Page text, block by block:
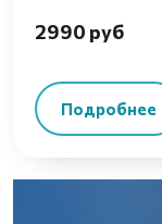
2990 руб
Подробнее